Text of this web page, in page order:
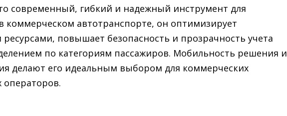
современный, гибкий и надежный инструмент для
коммерческом автотранспорте, он оптимизирует
повышает безопасность и прозрачность учета
по категориям пассажиров. Мобильность решения и
делают его идеальным выбором для коммерческих
операторов.